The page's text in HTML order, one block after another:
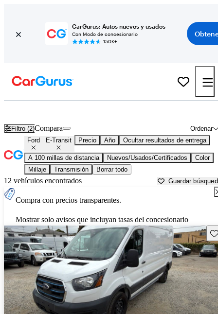
CarGurus: Autos nuevos y usados
Con Modo de concesionario
150K+
Filtro (2) Ordenar
Compara
Ford E-Transit Precio Año Ocultar resultados de entrega
A 100 millas de distancia Nuevos/Usados/Certificados
Color
Millaje
Transmisión Borrar todo
12 vehículos encontrados Guardar
Compra con precios transparentes.
Mostrar solo avisos que incluyan tasas del concesionario